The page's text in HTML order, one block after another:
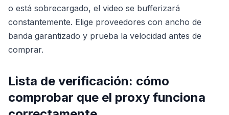
o está sobrecargado, el video se bufferizará
constantemente. Elige proveedores con ancho de
banda garantizado y prueba la velocidad antes de
comprar.
Lista de verificación: cómo
comprobar que el proxy funciona